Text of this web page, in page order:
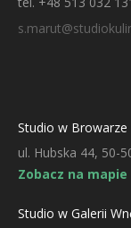
Studio w
ul. Hubska 44, 50-
Zobacz na mapie
Studio w Galerii